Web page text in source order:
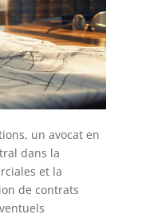
un avocat en
dans la
et la
de contrats